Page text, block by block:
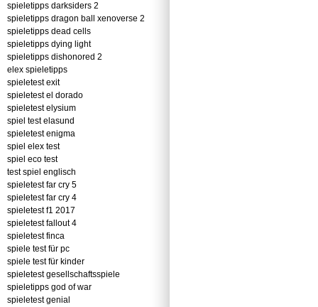
spieletipps darksiders 2
spieletipps dragon ball xenoverse 2
spieletipps dead cells
spieletipps dying light
spieletipps dishonored 2
elex spieletipps
spieletest exit
spieletest el dorado
spieletest elysium
spiel test elasund
spieletest enigma
spiel elex test
spiel eco test
test spiel englisch
spieletest far cry 5
spieletest far cry 4
spieletest f1 2017
spieletest fallout 4
spieletest finca
spiele test für pc
spiele test für kinder
spieletest gesellschaftsspiele
spieletipps god of war
spieletest genial